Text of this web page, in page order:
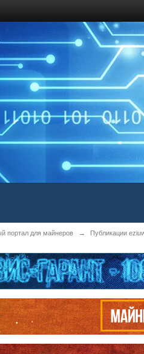
портал для майнеров → Публикации